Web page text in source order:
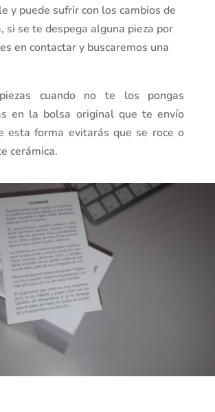
y puede sufrir con los cambios de
si se te despega alguna pieza por
en contactar y buscaremos una
cuando no te los pongas
en la bolsa original que te envío
esta forma evitarás que se roce o
cerámica.